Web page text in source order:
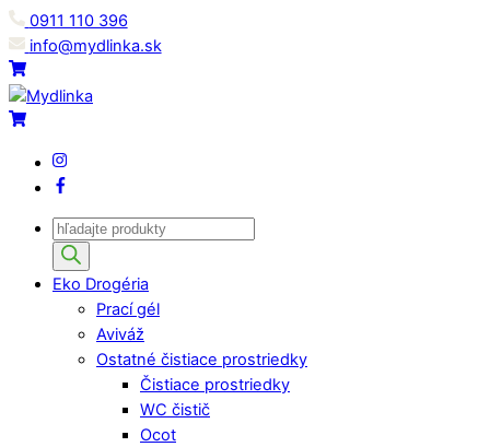
Skip
to
content
0911 110 396
info@mydlinka.sk
Menu
Cart
Cart
Products
search
Eko Drogéria
Prací gél
Aviváž
Ostatné čistiace prostriedky
Čistiace prostriedky
WC čistič
Ocot